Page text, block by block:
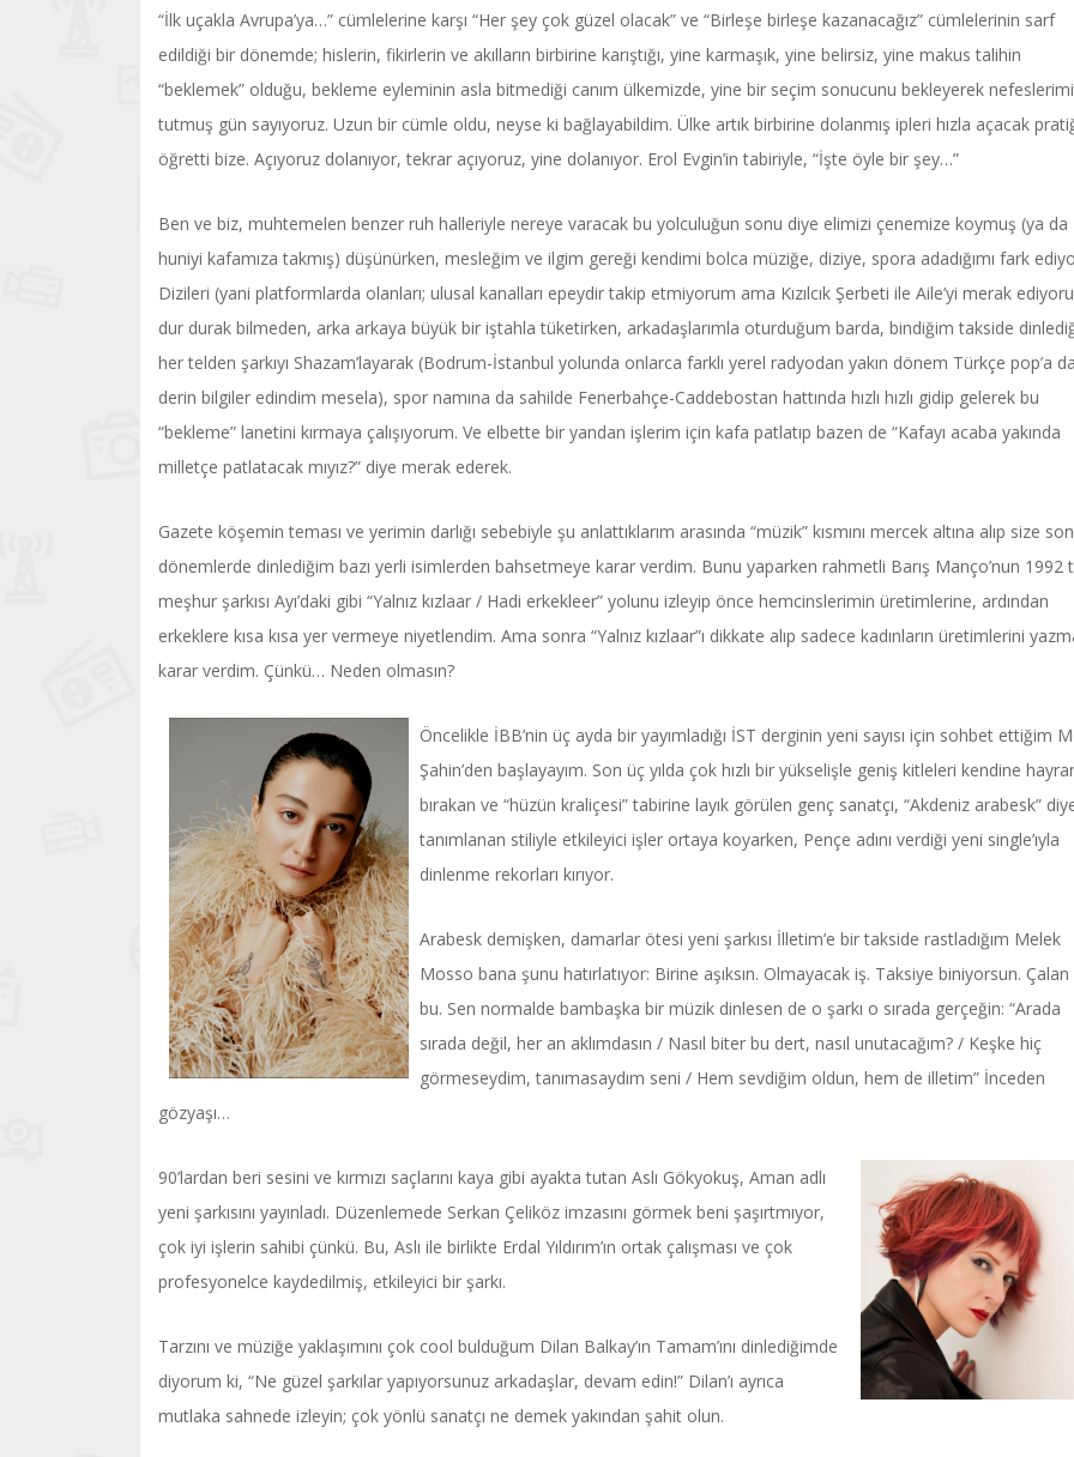
“İlk uçakla Avrupa’ya…” cümlelerine karşı “Her şey çok güzel olacak” ve “Birleşe birleşe kazanacağız” cümlelerinin sarf
edildiği bir dönemde; hislerin, fikirlerin ve akılların birbirine karıştığı, yine karmaşık, yine belirsiz, yine makus talihin
“beklemek” olduğu, bekleme eyleminin asla bitmediği canım ülkemizde, yine bir seçim sonucunu bekleyerek
tutmuş gün sayıyoruz. Uzun bir cümle oldu, neyse ki bağlayabildim. Ülke artık birbirine dolanmış ipleri hızla açacak
öğretti bize. Açıyoruz dolanıyor, tekrar açıyoruz, yine dolanıyor. Erol Evgin’in tabiriyle, “İşte öyle bir şey…”
Ben ve biz, muhtemelen benzer ruh halleriyle nereye varacak bu yolculuğun sonu diye elimizi çenemize koymuş (ya da
huniyi kafamıza takmış) düşünürken, mesleğim ve ilgim gereği kendimi bolca müziğe, diziye, spora adadığımı fark
Dizileri (yani platformlarda olanları; ulusal kanalları epeydir takip etmiyorum ama Kızılcık Şerbeti ile Aile’yi merak
dur durak bilmeden, arka arkaya büyük bir iştahla tüketirken, arkadaşlarımla oturduğum barda, bindiğim takside
her telden şarkıyı Shazam’layarak (Bodrum-İstanbul yolunda onlarca farklı yerel radyodan yakın dönem Türkçe pop’a
derin bilgiler edindim mesela), spor namına da sahilde Fenerbahçe-Caddebostan hattında hızlı hızlı gidip gelerek bu
“bekleme” lanetini kırmaya çalışıyorum. Ve elbette bir yandan işlerim için kafa patlatıp bazen de “Kafayı acaba yakında
milletçe patlatacak mıyız?” diye merak ederek.
Gazete köşemin teması ve yerimin darlığı sebebiyle şu anlattıklarım arasında “müzik” kısmını mercek altına alıp size son
dönemlerde dinlediğim bazı yerli isimlerden bahsetmeye karar verdim. Bunu yaparken rahmetli Barış Manço’nun 1992
meşhur şarkısı Ayı’daki gibi “Yalnız kızlaar / Hadi erkekleer” yolunu izleyip önce hemcinslerimin üretimlerine, ardından
erkeklere kısa kısa yer vermeye niyetlendim. Ama sonra “Yalnız kızlaar”ı dikkate alıp sadece kadınların üretimlerini
karar verdim. Çünkü… Neden olmasın?
Öncelikle İBB’nin üç ayda bir yayımladığı İST derginin yeni sayısı için sohbet ettiğim
Şahin’den başlayayım. Son üç yılda çok hızlı bir yükselişle geniş kitleleri kendine
bırakan ve “hüzün kraliçesi” tabirine layık görülen genç sanatçı, “Akdeniz arabesk”
tanımlanan stiliyle etkileyici işler ortaya koyarken, Pençe adını verdiği yeni single’ıyla
dinlenme rekorları kırıyor.
Arabesk demişken, damarlar ötesi yeni şarkısı İlletim’e bir takside rastladığım Melek
Mosso bana şunu hatırlatıyor: Birine aşıksın. Olmayacak iş. Taksiye biniyorsun. Çalan
bu. Sen normalde bambaşka bir müzik dinlesen de o şarkı o sırada gerçeğin: “Arada
sırada değil, her an aklımdasın / Nasıl biter bu dert, nasıl unutacağım? / Keşke hiç
görmeseydim, tanımasaydım seni / Hem sevdiğim oldun, hem de illetim” İnceden
gözyaşı…
90’lardan beri sesini ve kırmızı saçlarını kaya gibi ayakta tutan Aslı Gökyokuş, Aman adlı
yeni şarkısını yayınladı. Düzenlemede Serkan Çeliköz imzasını görmek beni şaşırtmıyor,
çok iyi işlerin sahibi çünkü. Bu, Aslı ile birlikte Erdal Yıldırım’ın ortak çalışması ve çok
profesyonelce kaydedilmiş, etkileyici bir şarkı.
Tarzını ve müziğe yaklaşımını çok cool bulduğum Dilan Balkay’ın Tamam’ını dinlediğimde
diyorum ki, “Ne güzel şarkılar yapıyorsunuz arkadaşlar, devam edin!” Dilan’ı ayrıca
mutlaka sahnede izleyin; çok yönlü sanatçı ne demek yakından şahit olun.